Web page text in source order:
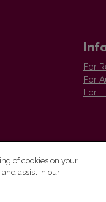
For
For
For
of cookies on your
assist in our